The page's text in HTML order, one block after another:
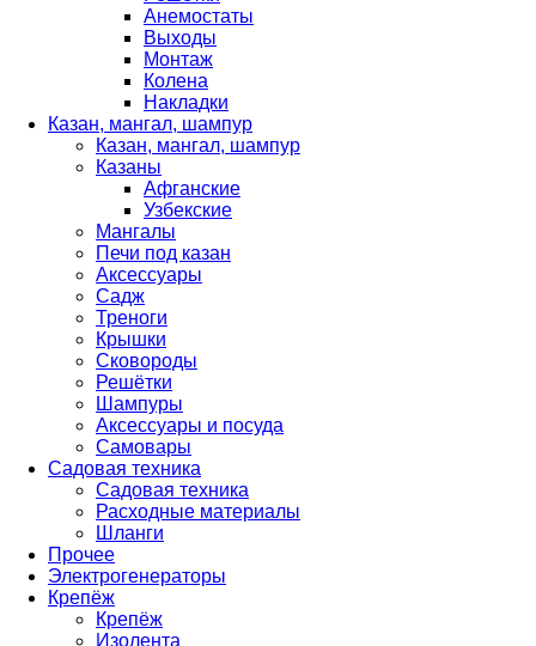
Анемостаты
Выходы
Монтаж
Колена
Накладки
Казан, мангал, шампур
Казан, мангал, шампур
Казаны
Афганские
Узбекские
Мангалы
Печи под казан
Аксессуары
Садж
Треноги
Крышки
Сковороды
Решётки
Шампуры
Аксессуары и посуда
Самовары
Садовая техника
Садовая техника
Расходные материалы
Шланги
Прочее
Электрогенераторы
Крепёж
Крепёж
Изолента